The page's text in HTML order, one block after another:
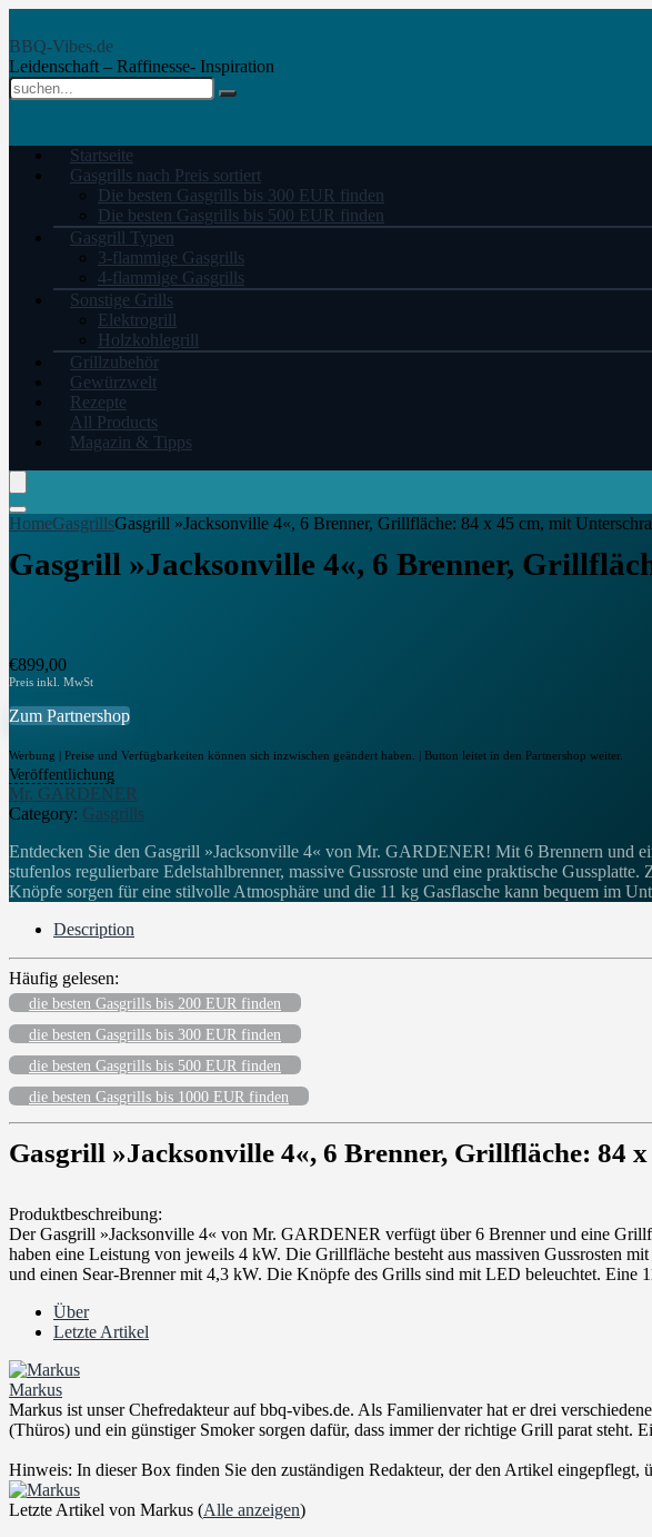
BBQ-Vibes.de
Leidenschaft – Raffinesse- Inspiration
Startseite
Gasgrills nach Preis sortiert
Die besten Gasgrills bis 300 EUR finden
Die besten Gasgrills bis 500 EUR finden
Gasgrill Typen
3-flammige Gasgrills
4-flammige Gasgrills
Sonstige Grills
Elektrogrill
Holzkohlegrill
Grillzubehör
Gewürzwelt
Rezepte
All Products
Magazin & Tipps
HomeGasgrillsGasgrill »Jacksonville 4«, 6 Brenner, Grillfläche: 84 x 45 cm, mit
Gasgrill »Jacksonville 4«, 6 Brenner,
€899,00
Zum Partnershop
Werbung | Preise und Verfügbarkeiten können sich inzwischen geändert haben. | Button leitet in den Partnershop weiter.
Veröffentlichung
Mr. GARDENER
Category: Gasgrills
Entdecken Sie den Gasgrill »Jacksonville 4« von Mr. GARDENER! Mit 6 Brennern und
stufenlos regulierbare Edelstahlbrenner, massive Gussroste und eine praktische
Knöpfe sorgen für eine stilvolle Atmosphäre und die 11 kg Gasflasche kann bequem im
Description
Häufig gelesen:
die besten Gasgrills bis 200 EUR finden
die besten Gasgrills bis 300 EUR finden
die besten Gasgrills bis 500 EUR finden
die besten Gasgrills bis 1000 EUR finden
Gasgrill »Jacksonville 4«, 6 Brenner, Grillfläche: 84
Produktbeschreibung:
Der Gasgrill »Jacksonville 4« von Mr. GARDENER verfügt über 6 Brenner und eine
haben eine Leistung von jeweils 4 kW. Die Grillfläche besteht aus massiven Gussrosten
und einen Sear-Brenner mit 4,3 kW. Die Knöpfe des Grills sind mit LED beleuchtet. Eine
Über
Letzte Artikel
Markus
Markus ist unser Chefredakteur auf bbq-vibes.de. Als Familienvater hat er drei
(Thüros) und ein günstiger Smoker sorgen dafür, dass immer der richtige Grill parat
Hinweis: In dieser Box finden Sie den zuständigen Redakteur, der den Artikel
Letzte Artikel von Markus (Alle anzeigen)